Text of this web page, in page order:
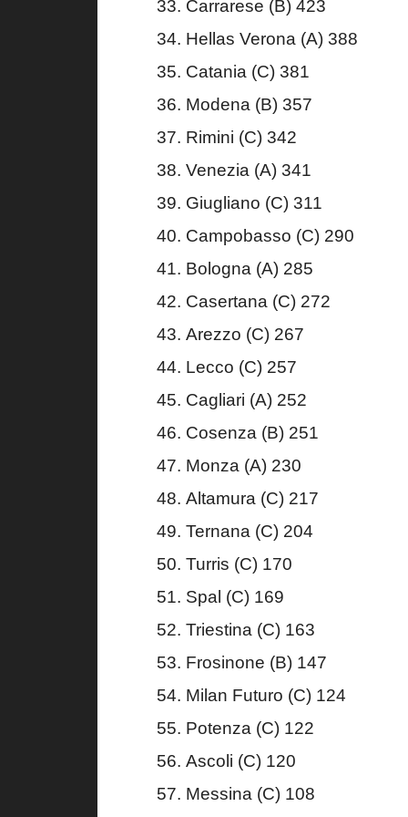
Carrarese (B) 423
Hellas Verona (A) 388
Catania (C) 381
Modena (B) 357
Rimini (C) 342
Venezia (A) 341
Giugliano (C) 311
Campobasso (C) 290
Bologna (A) 285
Casertana (C) 272
Arezzo (C) 267
Lecco (C) 257
Cagliari (A) 252
Cosenza (B) 251
Monza (A) 230
Altamura (C) 217
Ternana (C) 204
Turris (C) 170
Spal (C) 169
Triestina (C) 163
Frosinone (B) 147
Milan Futuro (C) 124
Potenza (C) 122
Ascoli (C) 120
Messina (C) 108